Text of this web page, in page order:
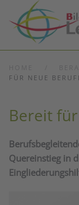
Zum
FÜR NEUE
Bereit
Quereinstieg in